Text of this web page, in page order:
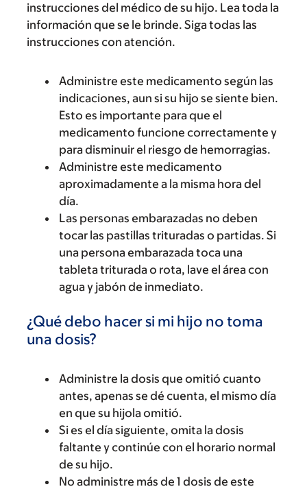
instrucciones del médico de su hijo. Lea toda la
información que se le brinde. Siga todas las
instrucciones con atención.
Administre este medicamento según las
indicaciones, aun si su hijo se siente bien.
Esto es importante para que el
medicamento funcione correctamente y
para disminuir el riesgo de hemorragias.
Administre este medicamento
aproximadamente a la misma hora del
día.
Las personas embarazadas no deben
tocar las pastillas trituradas o partidas. Si
una persona embarazada toca una
tableta triturada o rota, lave el área con
agua y jabón de inmediato.
¿Qué debo hacer si mi hijo no toma
una dosis?
Administre la dosis que omitió cuanto
antes, apenas se dé cuenta, el mismo día
en que su hijola omitió.
Si es el día siguiente, omita la dosis
faltante y continúe con el horario normal
de su hijo.
No administre más de 1 dosis de este